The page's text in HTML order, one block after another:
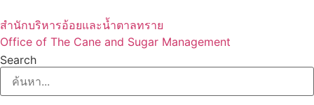
to
content
สำนักบริหารอ้อยและน้ำตาลทราย
Office of The Cane and Sugar Management
Search